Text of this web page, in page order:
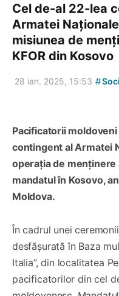
Cel de-al 22-lea
Armatei
misiunea de
KFOR din Kosovo
28 ian. 2025, 15:53 #
Pacificatorii
contingent al Armatei
operația de menținere
mandatul în Kosovo,
Moldova.
În cadrul unei
desfășurată în Baza
Italia”, din localitatea
pacificatorilor din cel